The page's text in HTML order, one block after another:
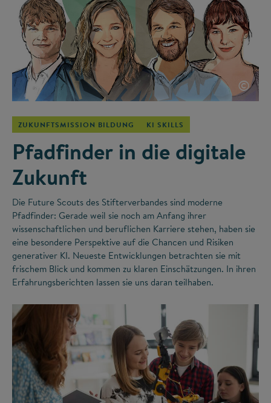
©
ZUKUNFTSMISSION BILDUNG KI SKILLS
Pfadfinder in die digitale
Zukunft
Die Future Scouts des Stifterverbandes sind moderne
Pfadfinder: Gerade weil sie noch am Anfang ihrer
wissenschaftlichen und beruflichen Karriere stehen, haben sie
eine besondere Perspektive auf die Chancen und Risiken
generativer KI. Neueste Entwicklungen betrachten sie mit
frischem Blick und kommen zu klaren Einschätzungen. In ihren
Erfahrungsberichten lassen sie uns daran teilhaben.